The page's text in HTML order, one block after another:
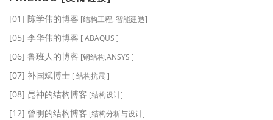
[01] 陈学伟的博客 [结构工程, 智能建造]
[05] 李华伟的博客 [ ABAQUS ]
[06] 鲁班人的博客 [钢结构,ANSYS ]
[07] 补国斌博士 [ 结构抗震 ]
[08] 昆神的结构博客 [结构设计]
[12] 曾明的结构博客 [结构分析与设计]